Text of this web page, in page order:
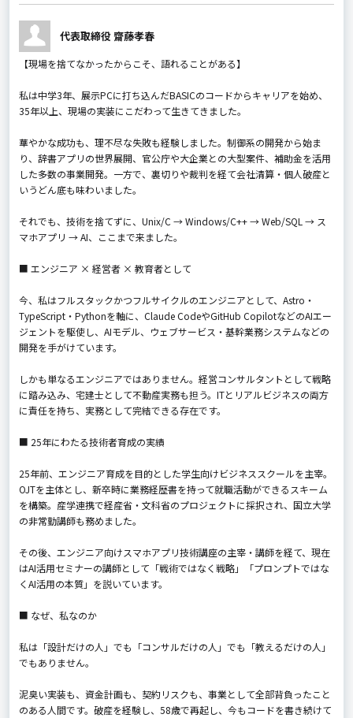
代表取締役 齋藤孝春
【現場を捨てなかったからこそ、語れることがある】
私は中学3年、展示PCに打ち込んだBASICのコードからキャリアを始め、
35年以上、現場の実装にこだわって生きてきました。
華やかな成功も、理不尽な失敗も経験しました。制御系の開発から始ま
り、辞書アプリの世界展開、官公庁や大企業との大型案件、補助金を活用
した多数の事業開発。一方で、裏切りや裁判を経て会社清算・個人破産と
いうどん底も味わいました。
それでも、技術を捨てずに、Unix/C → Windows/C++ → Web/SQL → ス
マホアプリ → AI、ここまで来ました。
■ エンジニア × 経営者 × 教育者として
今、私はフルスタックかつフルサイクルのエンジニアとして、Astro・
TypeScript・Pythonを軸に、Claude CodeやGitHub CopilotなどのAIエー
ジェントを駆使し、AIモデル、ウェブサービス・基幹業務システムなどの
開発を手がけています。
しかも単なるエンジニアではありません。経営コンサルタントとして戦略
に踏み込み、宅建士として不動産実務も担う。ITとリアルビジネスの両方
に責任を持ち、実務として完結できる存在です。
■ 25年にわたる技術者育成の実績
25年前、エンジニア育成を目的とした学生向けビジネススクールを主宰。
OJTを主体とし、新卒時に業務経歴書を持って就職活動ができるスキーム
を構築。産学連携で経産省・文科省のプロジェクトに採択され、国立大学
の非常勤講師も務めました。
その後、エンジニア向けスマホアプリ技術講座の主宰・講師を経て、現在
はAI活用セミナーの講師として「戦術ではなく戦略」「プロンプトではな
くAI活用の本質」を説いています。
■ なぜ、私なのか
私は「設計だけの人」でも「コンサルだけの人」でも「教えるだけの人」
でもありません。
泥臭い実装も、資金計画も、契約リスクも、事業として全部背負ったこと
のある人間です。破産を経験し、58歳で再起し、今もコードを書き続けて